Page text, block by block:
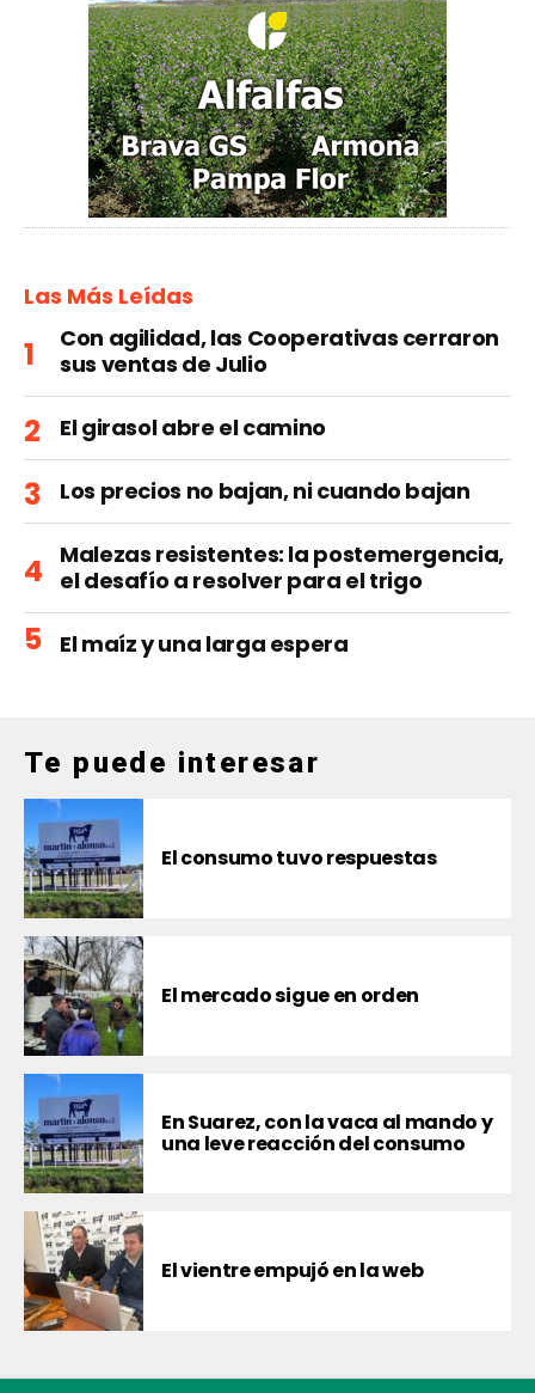
Las Más Leídas
Con agilidad, las Cooperativas cerraron
sus ventas de Julio
El girasol abre el camino
Los precios no bajan, ni cuando bajan
Malezas resistentes: la postemergencia,
el desafío a resolver para el trigo
El maíz y una larga espera
Te puede interesar
El consumo tuvo respuestas
El mercado sigue en orden
En Suarez, con la vaca al mando y
una leve reacción del consumo
El vientre empujó en la web